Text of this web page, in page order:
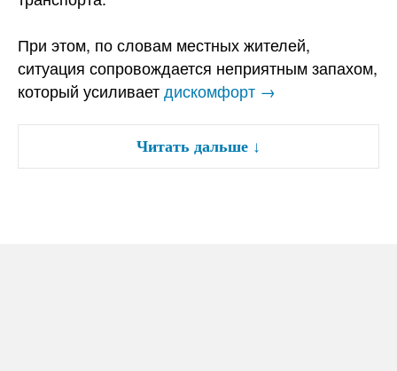
При этом, по словам местных жителей,
ситуация сопровождается неприятным запахом,
который усиливаетдискомфорт →
Читать дальше ↓